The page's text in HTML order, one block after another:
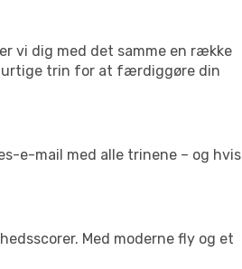
vi dig med det samme en række
trin for at færdiggøre din
e-mail med alle trinene – og hvis
Med moderne fly og et